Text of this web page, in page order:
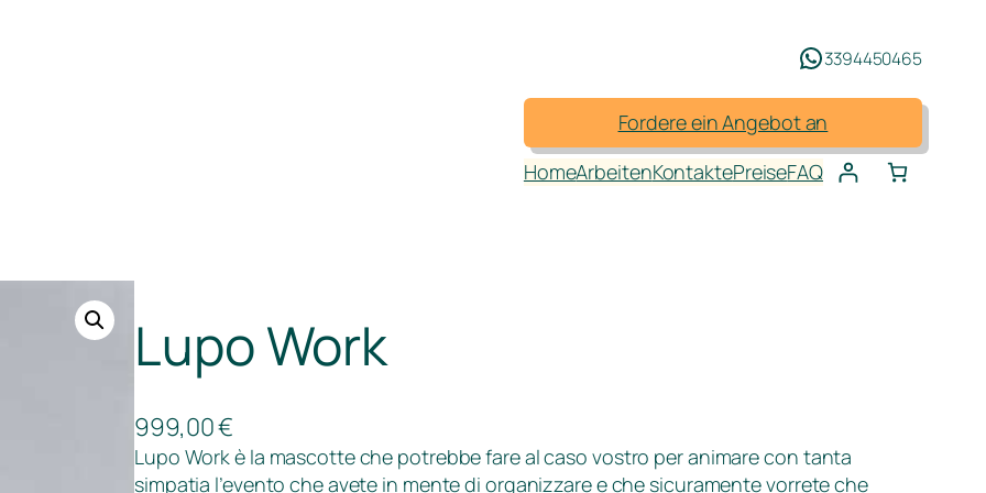
3394450465
Fordere ein Angebot an
HomeArbeitenKontaktePreiseFAQ
Lupo Work
999,00€
Lupo Work è la mascotte che potrebbe fare al caso vostro per animare con tanta
simpatia l’evento che avete in mente di organizzare e che sicuramente vorrete che